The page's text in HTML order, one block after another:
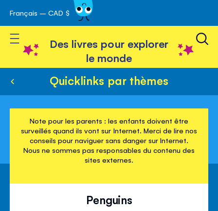
Skip
to
Content
Français – CAD $
Toggle Nav
Des livres pour explorer
le monde
Quicklinks par thèmes
Note pour les parents : les enfants doivent être
surveillés quand ils vont sur Internet. Merci de lire nos
conseils pour naviguer sans danger sur Internet.
Nous ne sommes pas responsables du contenu des
sites externes.
Penguins